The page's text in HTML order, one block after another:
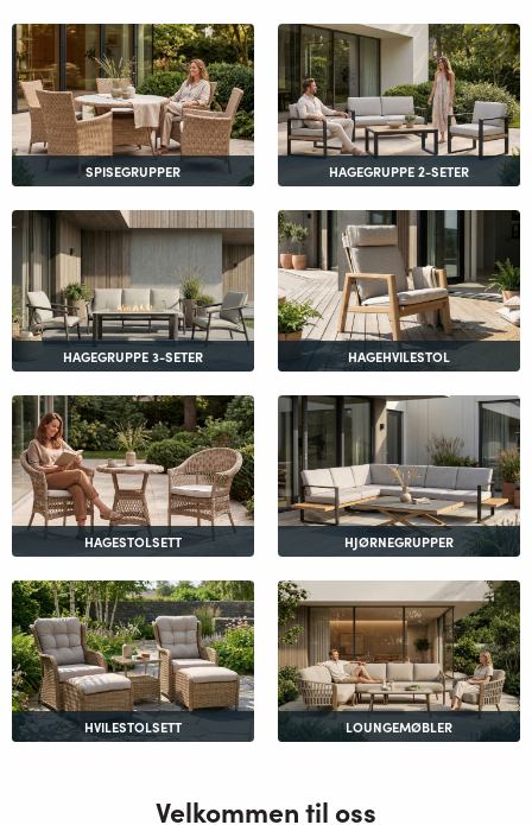
SPISEGRUPPER HAGEGRUPPE 2-SETER
HAGEGRUPPE 3-SETER HAGEHVILESTOL
HAGESTOLSETT HJØRNEGRUPPER
HVILESTOLSETT LOUNGEMØBLER
Velkommen til oss